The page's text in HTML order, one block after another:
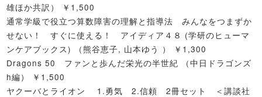
雄ほか共訳） ￥1,500
通常学級で役立つ算数障害の理解と指導法 みんなをつまずか
せない！ すぐに使える！ アイディア４８ (学研のヒューマ
ンケアブックス) （熊谷恵子, 山本ゆう ） ￥1,300
Dragons 50 ファンと歩んだ栄光の半世紀 （中日ドラゴンズ
h編） ￥1,500
ヤクーバとライオン 1.勇気 2.信頼 2冊セット ＜講談社